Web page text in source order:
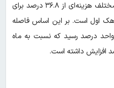
دامنه تغییرات آن برای دهک‌های مختلف هزینه‌ای از ۳۶.۸ درصد برای
برای دهک اول است. بر این اساس فاصله
دهک‌ها در این ماه به ۱.۶ واحد درصد رسید که نسبت به ماه